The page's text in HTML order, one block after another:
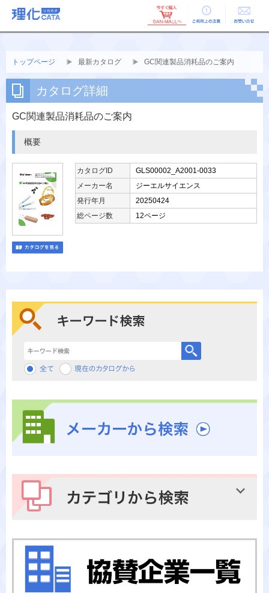
ご利用上の お問い合せ
トップページ 最新カタログ GC関連製品消耗品のご案内
カタログ詳細
GC関連製品消耗品のご案内
概要
カタログID
GLS00002_A2001-0033
メーカー名
ジーエルサイエンス
発行年月
20250424
総ページ数
12ページ
キーワード検索